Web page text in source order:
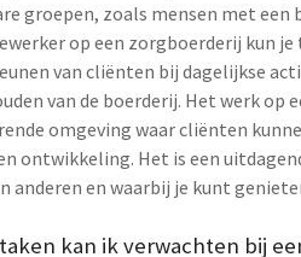
groepen, zoals mensen met
op een zorgboerderij kun
van cliënten bij dagelijkse
van de boerderij. Het werk op
omgeving waar cliënten
ontwikkeling. Het is een
anderen en waarbij je kunt
kan ik verwachten bij